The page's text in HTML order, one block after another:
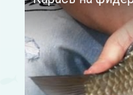
Смотрите это